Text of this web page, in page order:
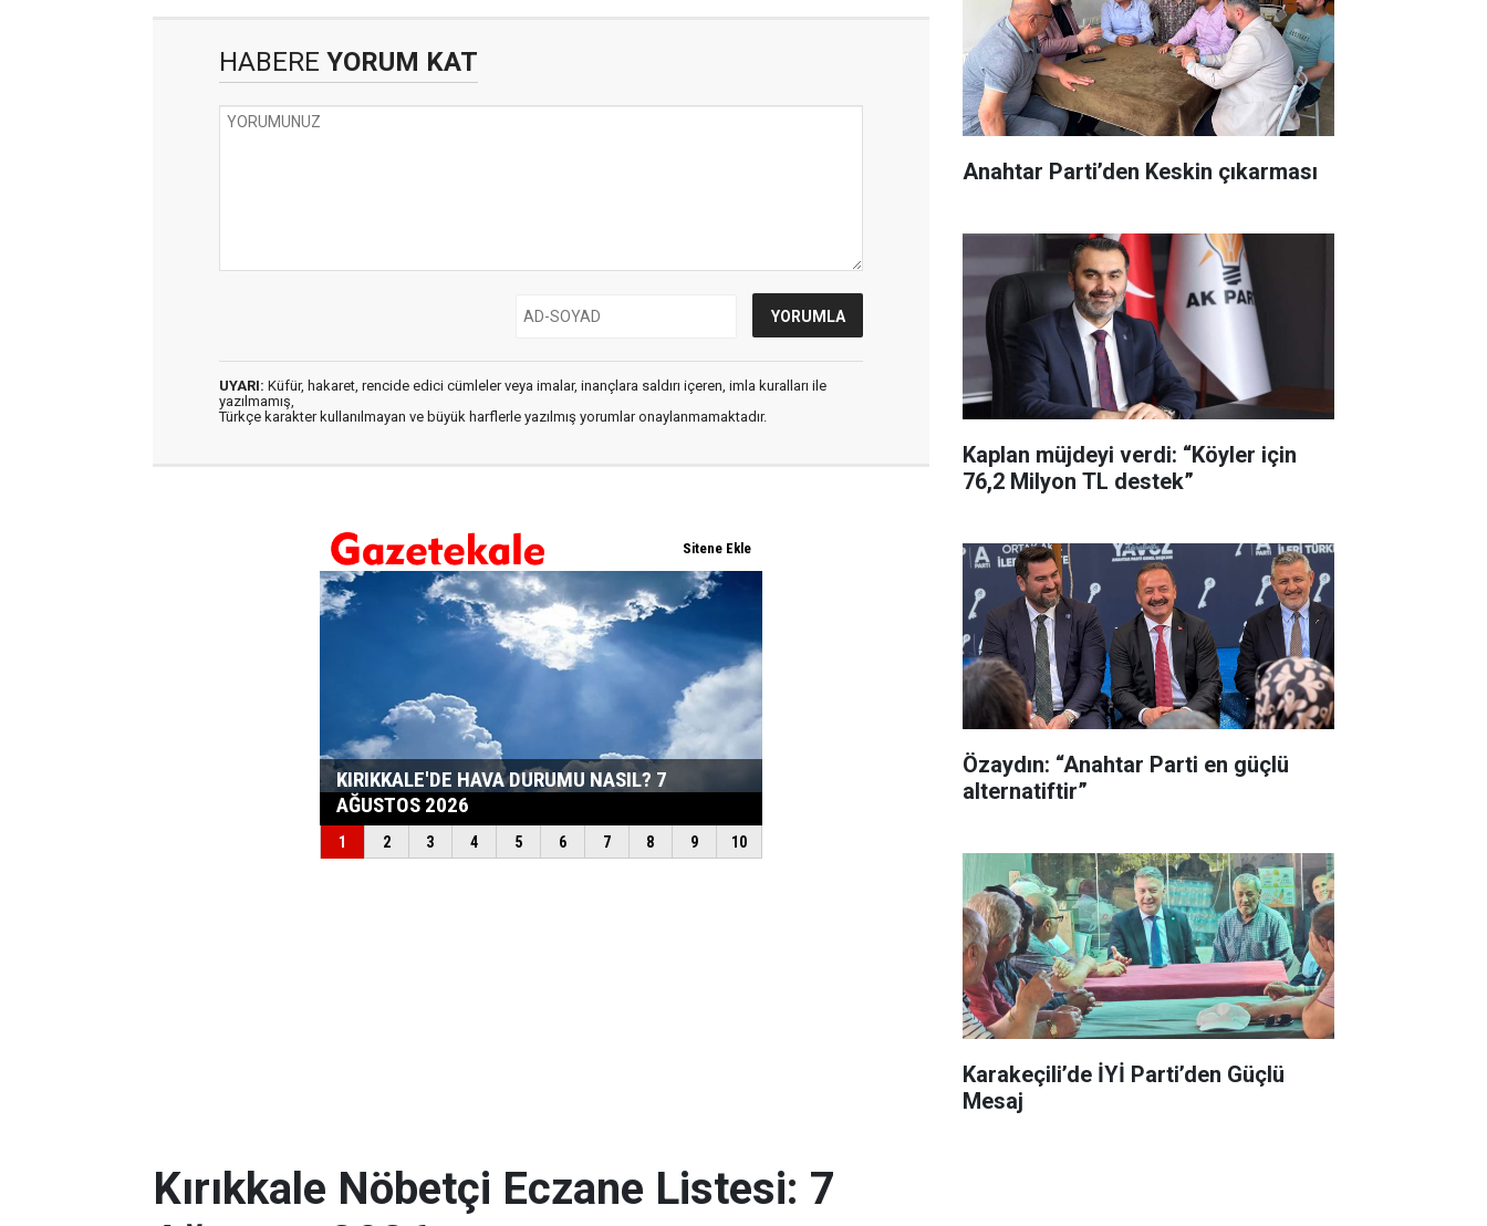
HABERE YORUM KAT
UYARI: Küfür, hakaret, rencide edici cümleler veya imalar, inançlara saldırı içeren, imla kuralları ile
yazılmamış,
Türkçe karakter kullanılmayan ve büyük harflerle yazılmış yorumlar onaylanmamaktadır.
Anahtar Parti’den Keskin çıkarması
Kaplan müjdeyi verdi: “Köyler için
76,2 Milyon TL destek”
Özaydın: “Anahtar Parti en güçlü
alternatiftir”
Karakeçili’de İYİ Parti’den Güçlü
Mesaj
Kırıkkale Nöbetçi Eczane Listesi: 7